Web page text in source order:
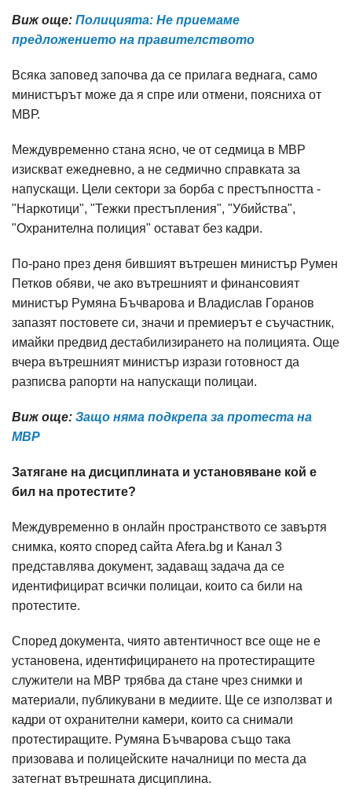
Виж още: Полицията: Не приемаме
предложението на правителството
Всяка заповед започва да се прилага веднага, само
министърът може да я спре или отмени, поясниха от
МВР.
Междувременно стана ясно, че от седмица в МВР
изискват ежедневно, а не седмично справката за
напускащи. Цели сектори за борба с престъпността -
"Наркотици", "Тежки престъпления", "Убийства",
"Охранителна полиция" остават без кадри.
По-рано през деня бившият вътрешен министър Румен
Петков обяви, че ако вътрешният и финансовият
министър Румяна Бъчварова и Владислав Горанов
запазят постовете си, значи и премиерът е съучастник,
имайки предвид дестабилизирането на полицията. Още
вчера вътрешният министър изрази готовност да
разписва рапорти на напускащи полицаи.
Виж още: Защо няма подкрепа за протеста на
МВР
Затягане на дисциплината и установяване кой е
бил на протестите?
Междувременно в онлайн пространството се завъртя
снимка, която според сайта Afera.bg и Канал 3
представлява документ, задаващ задача да се
идентифицират всички полицаи, които са били на
протестите.
Според документа, чиято автентичност все още не е
установена, идентифицирането на протестиращите
служители на МВР трябва да стане чрез снимки и
материали, публикувани в медиите. Ще се използват и
кадри от охранителни камери, които са снимали
протестиращите. Румяна Бъчварова също така
призовава и полицейските началници по места да
затегнат вътрешната дисциплина.